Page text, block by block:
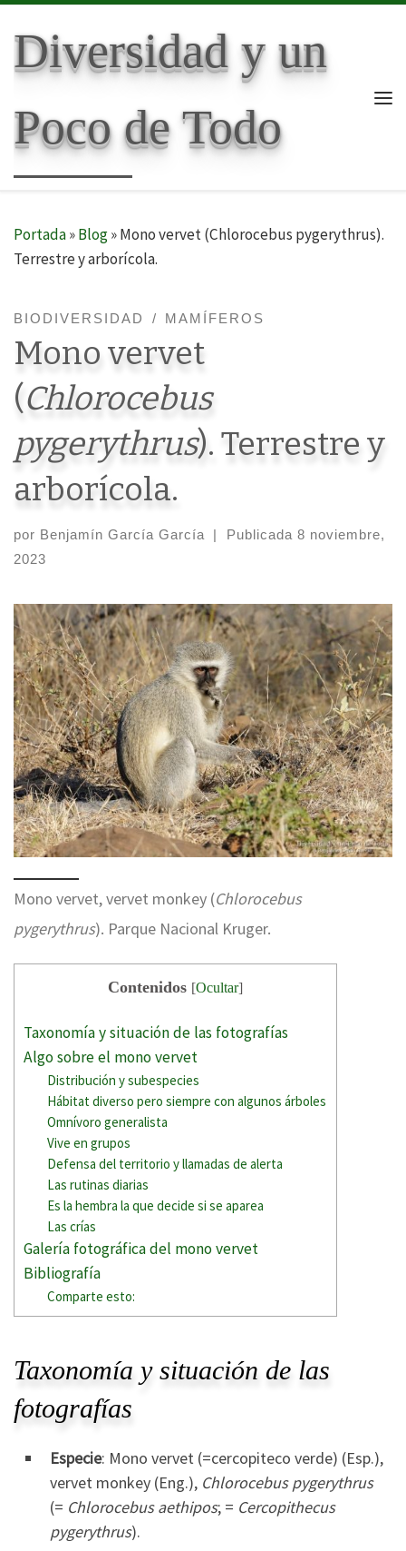
Diversidad y un
Poco de Todo
Portada»Blog»Mono vervet (Chlorocebus pygerythrus).
Terrestre y arborícola.
BIODIVERSIDAD MAMÍFEROS
Mono vervet
(Chlorocebus
pygerythrus). Terrestre y
arborícola.
por Benjamín García García | Publicada 8 noviembre,
2023
Mono vervet, vervet monkey (Chlorocebus
pygerythrus). Parque Nacional Kruger.
Contenidos [Ocultar]
Taxonomía y situación de las fotografías
Algo sobre el mono vervet
Distribución y subespecies
Hábitat diverso pero siempre con algunos árboles
Omnívoro generalista
Vive en grupos
Defensa del territorio y llamadas de alerta
Las rutinas diarias
Es la hembra la que decide si se aparea
Las crías
Galería fotográfica del mono vervet
Bibliografía
Comparte esto:
Taxonomía y situación de las
fotografías
Especie: Mono vervet (=cercopiteco verde) (Esp.),
vervet monkey (Eng.), Chlorocebus pygerythrus
(= Chlorocebus aethipos; = Cercopithecus
pygerythrus).